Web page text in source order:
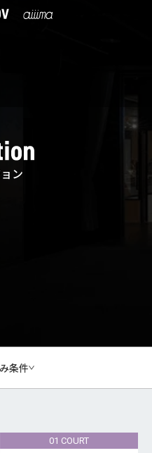
ン
条件
01 COURT